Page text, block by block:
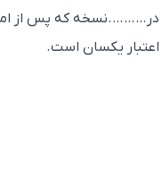
که پس از امضاء
یکسان است.